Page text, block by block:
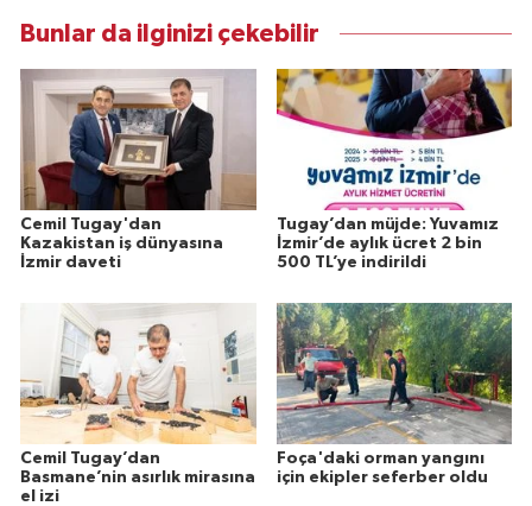
Bunlar da ilginizi çekebilir
Cemil Tugay'dan
Kazakistan iş dünyasına
İzmir daveti
Tugay’dan müjde: Yuvamız
İzmir’de aylık ücret 2 bin
500 TL’ye indirildi
Cemil Tugay’dan
Basmane’nin asırlık mirasına
el izi
Foça'daki orman yangını
için ekipler seferber oldu